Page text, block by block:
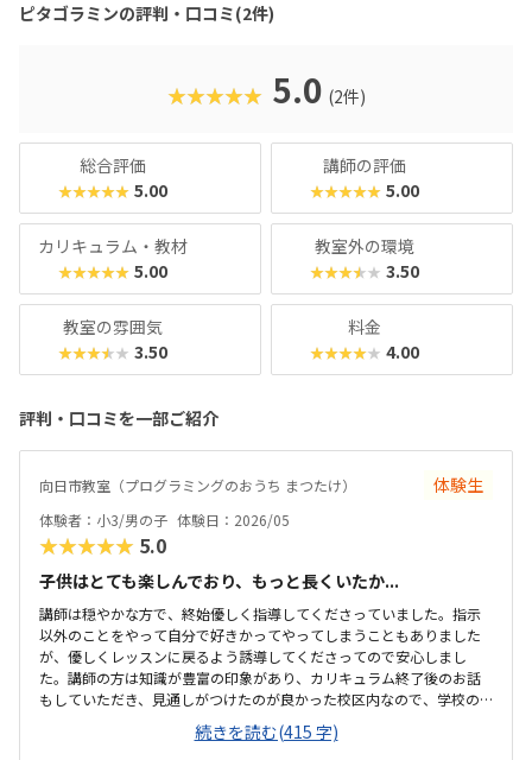
ピタゴラミンの評判・口コミ(2件)
★★★★★ 5.0 (2件)
総合評価
★★★★★ 5.00
講師の評価
★★★★★ 5.00
カリキュラム・教材
★★★★★ 5.00
教室外の環境
★★★★★ 3.50
教室の雰囲気
★★★★★ 3.50
料金
★★★★★ 4.00
評判・口コミを一部ご紹介
向日市教室（プログラミングのおうち まつたけ） 体験生
体験者：小3/男の子 体験日：2026/05
★★★★★ 5.0
子供はとても楽しんでおり、もっと長くいたか...
講師は穏やかな方で、終始優しく指導してくださっていました。指示
以外のことをやって自分で好きかってやってしまうこともありました
が、優しくレッスンに戻るよう誘導してくださってので安心しまし
た。講師の方は知識が豊富の印象があり、カリキュラム終了後のお話
もしていただき、見通しがつけたのが良かった校区内なので、学校の
帰りに自分で行って帰ってきてくれるのってありがたい。駐輪場や駐
車場がないので、家の前に止めるしかない。ただ道は狭め。机広くゆ
続きを読む(415 字)